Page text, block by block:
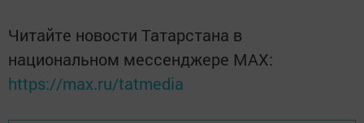
Читайте новости Татарстана в
национальном мессенджере MАХ:
https://max.ru/tatmedia